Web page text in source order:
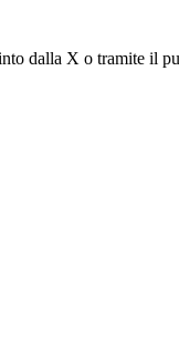
dalla X o tramite il